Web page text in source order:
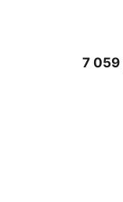
7 059